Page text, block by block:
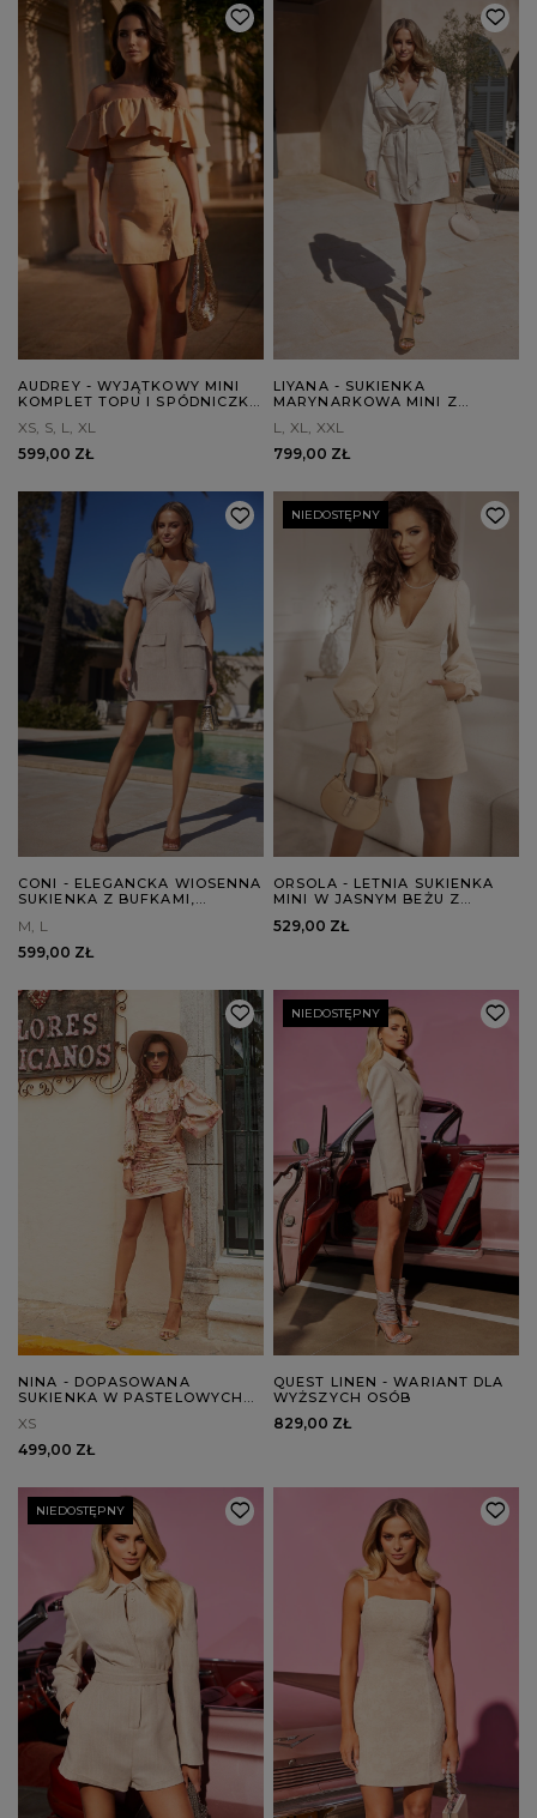
AUDREY - WYJĄTKOWY MINI
KOMPLET TOPU I SPÓDNICZKI
XS S L XL
599,00 ZŁ
LIYANA - SUKIENKA
MARYNARKOWA MINI Z
L XL XXL
799,00 ZŁ
CONI - ELEGANCKA WIOSENNA
SUKIENKA Z BUFKAMI,
KIESZENIAMI
M L
599,00 ZŁ
NIEDOSTĘPNY
ORSOLA - LETNIA SUKIENKA
MINI W JASNYM BEŻU Z
529,00 ZŁ
NINA - DOPASOWANA
SUKIENKA W PASTELOWYCH
XS
499,00 ZŁ
NIEDOSTĘPNY
QUEST LINEN - WARIANT DLA
WYŻSZYCH OSÓB
829,00 ZŁ
NIEDOSTĘPNY